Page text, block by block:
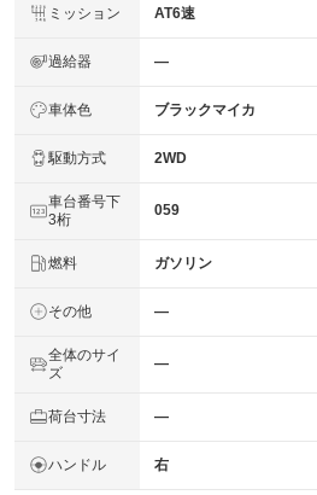
ミッション AT6速
過給器 ―
車体色 ブラックマイカ
駆動方式 2WD
車台番号下
3桁
059
燃料 ガソリン
その他 ―
全体のサイ
ズ
―
荷台寸法 ―
ハンドル 右